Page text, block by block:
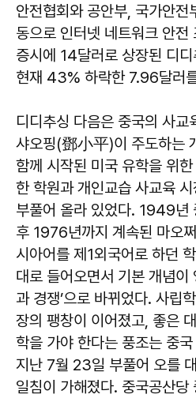
안전협회와 공안부, 국가안
동으로 인터넷 네트워크 안전
증시에 14달러로 상장된 디
현재 43% 하락한 7.96달러
디디추싱 다음은 중국의 사
샤오핑(鄧小平)이 주도하는
함께 시작된 미국 유학을 위
한 학원과 개인교습 사교육
부풀어 올라 있었다. 1949년
후 1976년까지 계속된 마오
시아어를 제1외국어로 하던
대로 들어오면서 기본 개념이
과 경쟁’으로 바뀌었다. 사립
장의 팽창이 이어졌고, 좋은
학을 가야 한다는 풍조는 중
지난 7월 23일 부풀어 오를
일침이 가해졌다. 중국공산당